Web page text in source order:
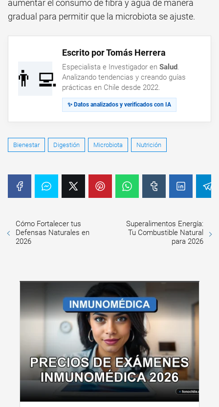
aumentar el consumo de fibra y agua de manera
gradual para permitir que la microbiota se ajuste.
👨‍💻
Escrito por Tomás Herrera
Especialista e Investigador en Salud.
Analizando tendencias y creando guías
prácticas en Chile desde 2022.
✨ Datos analizados y verificados con IA
Bienestar Digestión Microbiota Nutrición
Cómo Fortalecer tus
Defensas Naturales en
2026
Superalimentos Energía:
Tu Combustible Natural
para 2026